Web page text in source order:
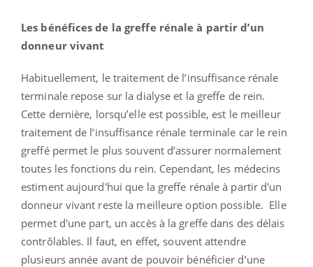
Les bénéfices de la greffe rénale à partir d’un
donneur vivant
Habituellement, le traitement de l’insuffisance rénale
terminale repose sur la dialyse et la greffe de rein.
Cette dernière, lorsqu’elle est possible, est le meilleur
traitement de l’insuffisance rénale terminale car le rein
greffé permet le plus souvent d’assurer normalement
toutes les fonctions du rein. Cependant, les médecins
estiment aujourd'hui que la greffe rénale à partir d'un
donneur vivant reste la meilleure option possible. Elle
permet d'une part, un accès à la greffe dans des délais
contrôlables. Il faut, en effet, souvent attendre
plusieurs année avant de pouvoir bénéficier d’une